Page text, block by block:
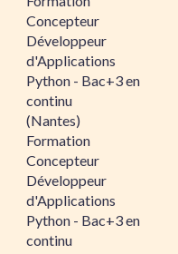
Concepteur
Développeur
d'Applications
Python - Bac+3 en
continu
(Nantes)
Formation
Concepteur
Développeur
d'Applications
Python - Bac+3 en
continu